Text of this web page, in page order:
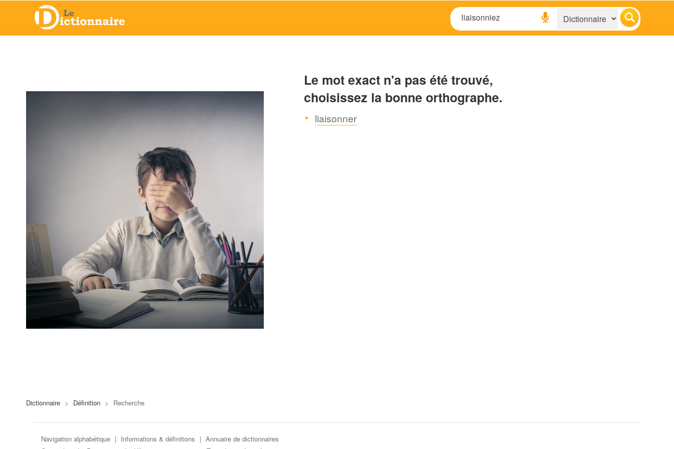
Le mot exact n'a pas été trouvé,
choisissez la bonne orthographe.
liaisonner
Dictionnaire > Définition > Recherche
Navigation alphabétique | Informations & définitions | Annuaire de dictionnaires